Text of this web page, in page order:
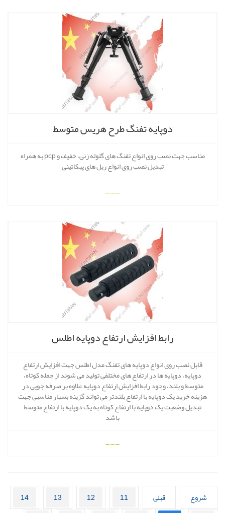
دوپایه تفنگ طرح هریس متوسط
مناسب جهت نصب روی انواع تفنگ های گلوله زنی، خفیف و pcp به همراه
تبدیل نصب روی انواع ریل های پیکاتینی
---
رابط افزایش ارتفاع دوپایه اطلس
قابل نصب روی انواع دوپایه های تفنگ مدل اطلس جهت افزایش ارتفاع
دوپایه، دوپایه ها در ارتفاع های مختلفی تولید می شوند از جمله کوتاه،
متوسط و بلند، وجود رابط افزایش ارتفاع دوپایه علاوه بر صرفه جویی در
هزینه خرید یک دوپایه با ارتفاع بلندتر می تواند گزینه بسیار مناسبی جهت
تبدیل وضعیت یک دوپایه با ارتفاع کوتاه به یک دوپایه با ارتفاع متوسط
باشد
---
شروع قبلی 11
12
13
14